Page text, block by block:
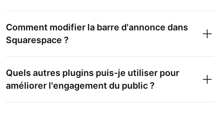
Comment modifier la barre d'annonce dans
Squarespace ?
Quels autres plugins puis-je utiliser pour
améliorer l'engagement du public ?